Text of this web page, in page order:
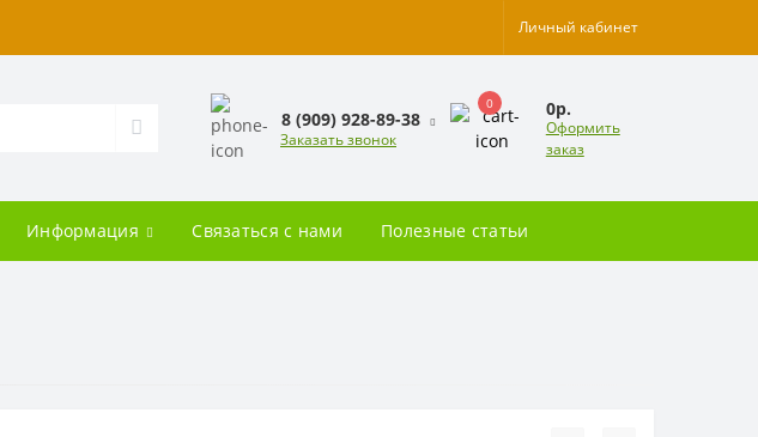
Личный кабинет
8 (909) 928-89-38
Заказать звонок
0 0р.
Оформить
заказ
Информация Связаться с нами Полезные статьи